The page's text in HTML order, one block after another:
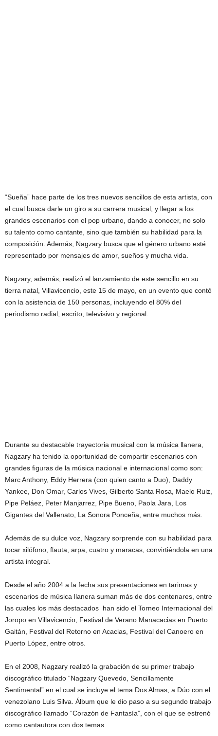
“Sueña” hace parte de los tres nuevos sencillos de esta artista, con
el cual busca darle un giro a su carrera musical, y llegar a los
grandes escenarios con el pop urbano, dando a conocer, no solo
su talento como cantante, sino que también su habilidad para la
composición. Además, Nagzary busca que el género urbano esté
representado por mensajes de amor, sueños y mucha vida.
Nagzary, además, realizó el lanzamiento de este sencillo en su
tierra natal, Villavicencio, este 15 de mayo, en un evento que contó
con la asistencia de 150 personas, incluyendo el 80% del
periodismo radial, escrito, televisivo y regional.
Durante su destacable trayectoria musical con la música llanera,
Nagzary ha tenido la oportunidad de compartir escenarios con
grandes figuras de la música nacional e internacional como son:
Marc Anthony, Eddy Herrera (con quien canto a Duo), Daddy
Yankee, Don Omar, Carlos Vives, Gilberto Santa Rosa, Maelo Ruiz,
Pipe Peláez, Peter Manjarrez, Pipe Bueno, Paola Jara, Los
Gigantes del Vallenato, La Sonora Ponceña, entre muchos más.
Además de su dulce voz, Nagzary sorprende con su habilidad para
tocar xilófono, flauta, arpa, cuatro y maracas, convirtiéndola en una
artista integral.
Desde el año 2004 a la fecha sus presentaciones en tarimas y
escenarios de música llanera suman más de dos centenares, entre
las cuales los más destacados han sido el Torneo Internacional del
Joropo en Villavicencio, Festival de Verano Manacacias en Puerto
Gaitán, Festival del Retorno en Acacias, Festival del Canoero en
Puerto López, entre otros.
En el 2008, Nagzary realizó la grabación de su primer trabajo
discográfico titulado “Nagzary Quevedo, Sencillamente
Sentimental” en el cual se incluye el tema Dos Almas, a Dúo con el
venezolano Luis Silva. Álbum que le dio paso a su segundo trabajo
discográfico llamado “Corazón de Fantasía”, con el que se estrenó
como cantautora con dos temas.